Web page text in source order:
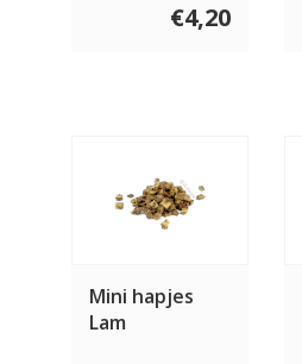
€4,20
Mini hapjes
Lam